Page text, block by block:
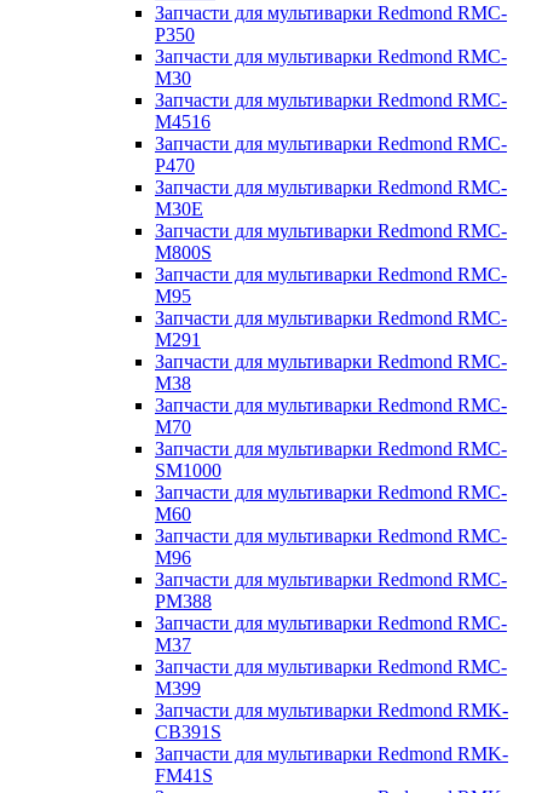
Запчасти для мультиварки Redmond RMC-
P350
Запчасти для мультиварки Redmond RMC-
M30
Запчасти для мультиварки Redmond RMC-
M4516
Запчасти для мультиварки Redmond RMC-
P470
Запчасти для мультиварки Redmond RMC-
M30E
Запчасти для мультиварки Redmond RMC-
M800S
Запчасти для мультиварки Redmond RMC-
M95
Запчасти для мультиварки Redmond RMC-
M291
Запчасти для мультиварки Redmond RMC-
M38
Запчасти для мультиварки Redmond RMC-
M70
Запчасти для мультиварки Redmond RMC-
SM1000
Запчасти для мультиварки Redmond RMC-
M60
Запчасти для мультиварки Redmond RMC-
M96
Запчасти для мультиварки Redmond RMC-
PM388
Запчасти для мультиварки Redmond RMC-
M37
Запчасти для мультиварки Redmond RMC-
M399
Запчасти для мультиварки Redmond RMK-
CB391S
Запчасти для мультиварки Redmond RMK-
FM41S